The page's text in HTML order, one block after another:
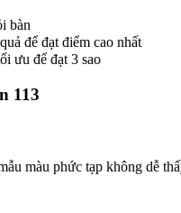
bàn
để đạt điểm cao nhất
ưu để đạt 3 sao
113
màu phức tạp không dễ